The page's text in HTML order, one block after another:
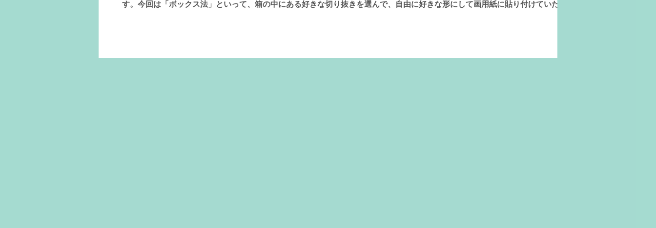
す。今回は「ボックス法」といって、箱の中にある好きな切り抜きを選んで、自由に好きな形にして画用紙に貼り付けていただき